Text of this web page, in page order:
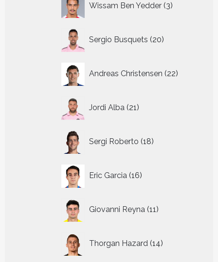
Wissam Ben Yedder 3
producten
Sergio Busquets 20
producten
Andreas Christensen 22
producten
Jordi Alba 21
producten
Sergi Roberto 18
producten
Eric Garcia 16
producten
Giovanni Reyna 11
producten
Thorgan Hazard 14
producten